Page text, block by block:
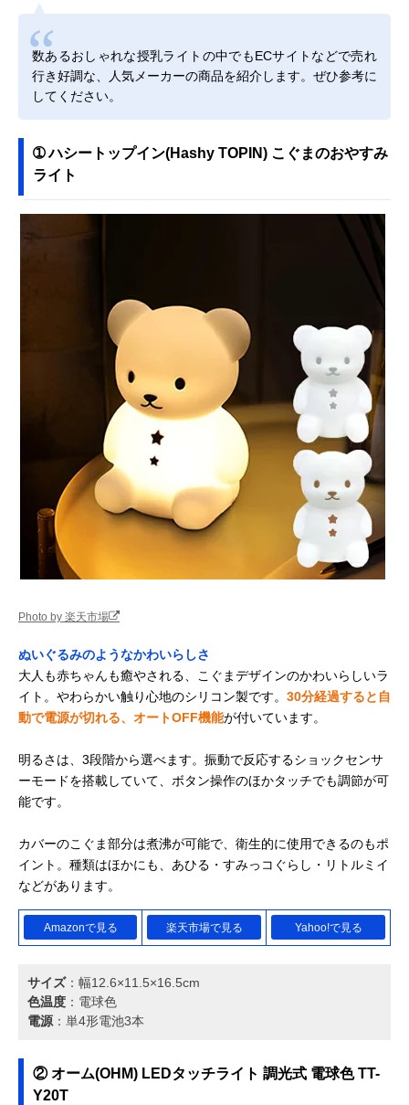
数あるおしゃれな授乳ライトの中でもECサイトなどで売れ
行き好調な、人気メーカーの商品を紹介します。ぜひ参考に
してください。
➀ ハシートップイン(Hashy TOPIN) こぐまのおやすみ
ライト
Photo by 楽天市場
ぬいぐるみのようなかわいらしさ
大人も赤ちゃんも癒やされる、こぐまデザインのかわいらしいラ
イト。やわらかい触り心地のシリコン製です。 30分経過すると自
動で電源が切れる、オートOFF機能が付いています。
明るさは、3段階から選べます。振動で反応するショックセンサ
ーモードを搭載していて、ボタン操作のほかタッチでも調節が可
能です。
カバーのこぐま部分は煮沸が可能で、衛生的に使用できるのもポ
イント。種類はほかにも、あひる・すみっコぐらし・リトルミイ
などがあります。
Amazonで見る 楽天市場で見る Yahoo!で見る
サイズ：幅12.6×11.5×16.5cm
色温度 ：電球色
電源 ：単4形電池3本
② オーム(OHM) LEDタッチライト 調光式 電球色 TT-
Y20T